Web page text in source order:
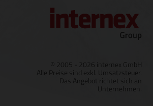
© 2005 - 2026 internex GmbH
Alle Preise sind exkl. Umsatzsteuer.
Das Angebot richtet sich an
Unternehmen.